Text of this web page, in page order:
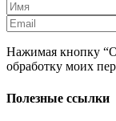
Нажимая кнопку
обработку моих
Полезные ссылки